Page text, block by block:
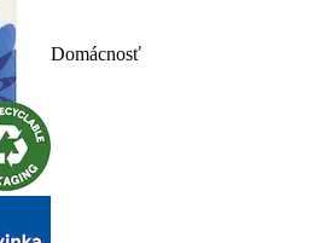
Domácnosť